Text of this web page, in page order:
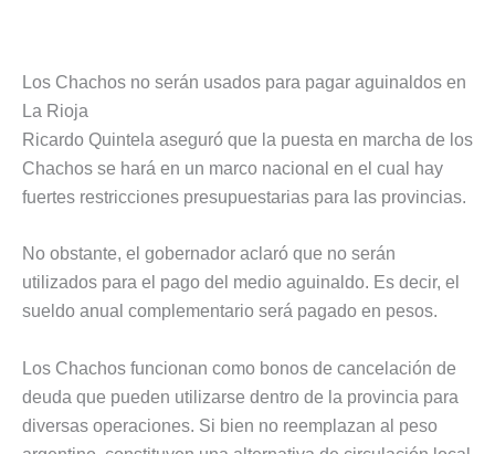
Los Chachos no serán usados para pagar aguinaldos en
La Rioja
Ricardo Quintela aseguró que la puesta en marcha de los
Chachos se hará en un marco nacional en el cual hay
fuertes restricciones presupuestarias para las provincias.
No obstante, el gobernador aclaró que no serán
utilizados para el pago del medio aguinaldo. Es decir, el
sueldo anual complementario será pagado en pesos.
Los Chachos funcionan como bonos de cancelación de
deuda que pueden utilizarse dentro de la provincia para
diversas operaciones. Si bien no reemplazan al peso